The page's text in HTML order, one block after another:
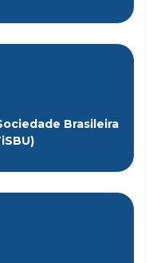
Brasileira